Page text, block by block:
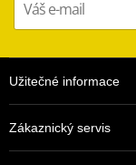
Užitečné informace
Zákaznický servis